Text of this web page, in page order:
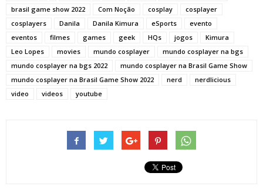
brasil game show 2022
Com Noção cosplay
cosplayer
cosplayers
Danila Danila Kimura eSports
evento
eventos
filmes games geek HQs jogos
Kimura
Leo Lopes
movies mundo cosplayer
mundo cosplayer na bgs
mundo cosplayer na bgs 2022
mundo cosplayer na Brasil Game Show
mundo cosplayer na Brasil Game Show 2022
nerd
nerdlicious
video
videos youtube